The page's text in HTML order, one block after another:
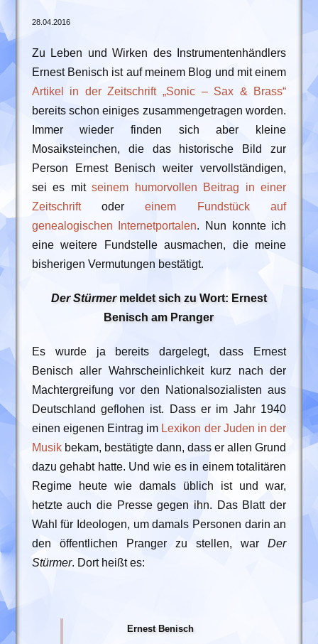
28.04.2016
Zu Leben und Wirken des Instrumentenhändlers
Ernest Benisch ist auf meinem Blog und mit einem
Artikel in der Zeitschrift „Sonic – Sax & Brass“
bereits schon einiges zusammengetragen worden.
Immer wieder finden sich aber kleine
Mosaiksteinchen, die das historische Bild zur
Person Ernest Benisch weiter vervollständigen,
sei es mitseinem humorvollen Beitrag in einer
Zeitschriftodereinem Fundstück auf
genealogischen Internetportalen. Nun konnte ich
eine weitere Fundstelle ausmachen, die meine
bisherigen Vermutungen bestätigt.
Der Stürmermeldet sich zu Wort: Ernest
Benisch am Pranger
Es wurde ja bereits dargelegt, dass Ernest
Benisch aller Wahrscheinlichkeit kurz nach der
Machtergreifung vor den Nationalsozialisten aus
Deutschland geflohen ist. Dass er im Jahr 1940
einen eigenen Eintrag im Lexikon der Juden in der
Musikbekam, bestätigte dann, dass er allen Grund
dazu gehabt hatte. Und wie es in einem totalitären
Regime heute wie damals üblich ist und war,
hetzte auch die Presse gegen ihn. Das Blatt der
Wahl für Ideologen, um damals Personen darin an
den öffentlichen Pranger zu stellen, warDer
Stürmer. Dort heißt es:
Ernest Benisch